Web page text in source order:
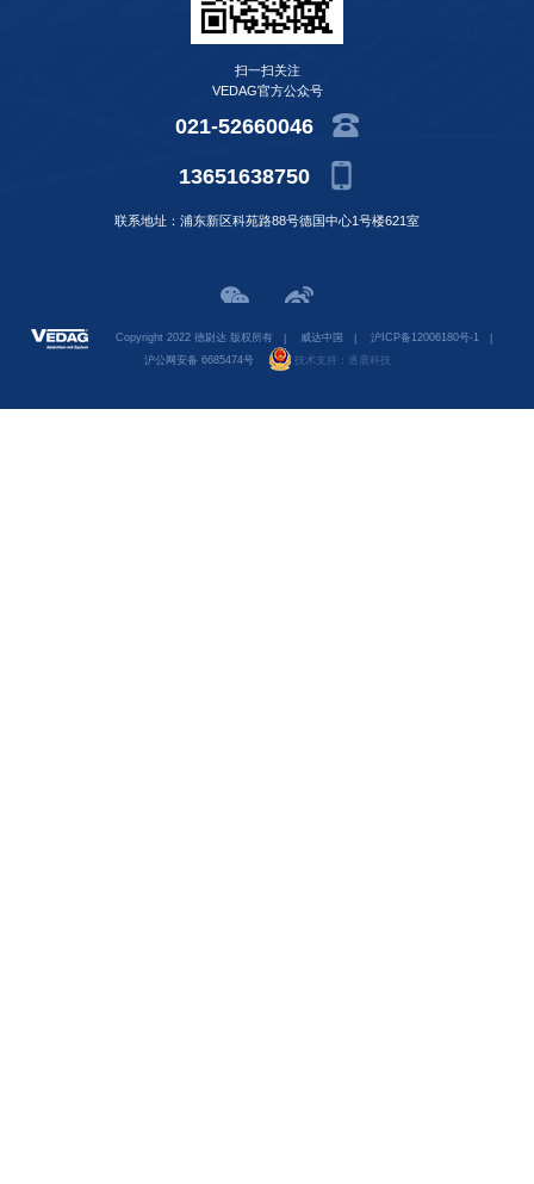
扫一扫关注
VEDAG官方公众号
021-52660046
13651638750
联系地址：浦东新区科苑路88号德国中心1号楼621室
Copyright 2022 德尉达 版权所有 | 威达中国 | 沪ICP备12006180号-1 |
沪公网安备 6685474号
技术支持： 逐鹿科技